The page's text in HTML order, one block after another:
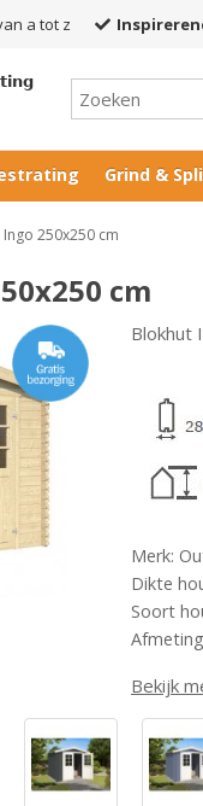
a tot z
Grind &
250x250 cm
cm
Blokhut
Merk:
Dikte
Soort
Bekijk